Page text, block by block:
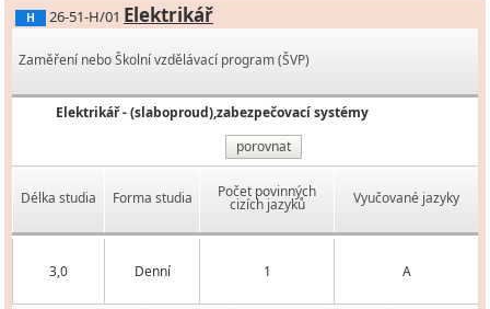
H 26-51-H/01 Elektrikář
Zaměření nebo Školní vzdělávací program (ŠVP)
Elektrikář - (slaboproud),zabezpečovací systémy
porovnat
Délka studia Forma studia Počet povinných
cizích jazyků Vyučované jazyky
3,0 Denní 1 A